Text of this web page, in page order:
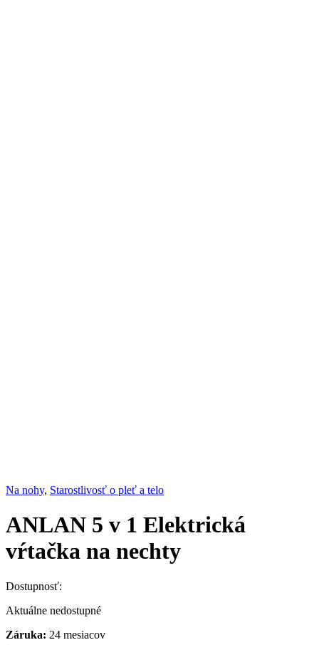
Na nohy, Starostlivosť o pleť a telo
ANLAN 5 v 1 Elektrická
vŕtačka na nechty
Dostupnosť:
Aktuálne nedostupné
Záruka: 24 mesiacov